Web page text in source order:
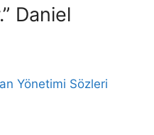
Daniel
Yönetimi Sözleri